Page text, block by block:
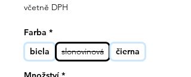
včetně DPH
Farba *
biela
slonovinová čierna